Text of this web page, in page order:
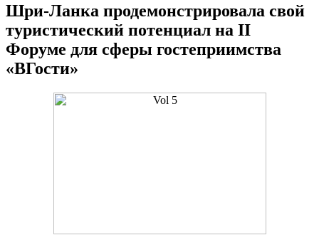
Шри-Ланка продемонстрировала свой
туристический потенциал на II
Форуме для сферы гостеприимства
«ВГости»